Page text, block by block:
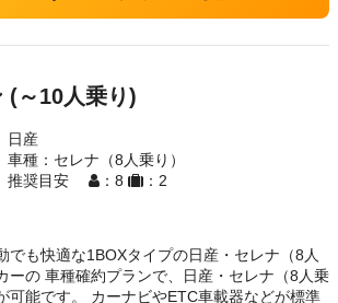
(～10人乗り)
日産
車種：セレナ（8人乗り）
推奨目安
：8 ：2
でも快適な1BOXタイプの日産・セレナ（8人
ーの 車種確約プランで、日産・セレナ（8人乗
可能です。 カーナビやETC車載器などが標準